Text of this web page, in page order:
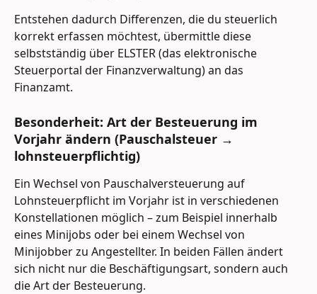
Entstehen dadurch Differenzen, die du steuerlich
korrekt erfassen möchtest, übermittle diese
selbstständig über ELSTER (das elektronische
Steuerportal der Finanzverwaltung) an das
Finanzamt.
Besonderheit: Art der Besteuerung im
Vorjahr ändern (Pauschalsteuer →
lohnsteuerpflichtig)
Ein Wechsel von Pauschalversteuerung auf
Lohnsteuerpflicht im Vorjahr ist in verschiedenen
Konstellationen möglich – zum Beispiel innerhalb
eines Minijobs oder bei einem Wechsel von
Minijobber zu Angestellter. In beiden Fällen ändert
sich nicht nur die Beschäftigungsart, sondern auch
die Art der Besteuerung.